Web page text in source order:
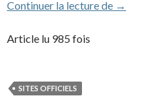
Continuer la lecture de Les
→
Article lu 985 fois
SITES OFFICIELS